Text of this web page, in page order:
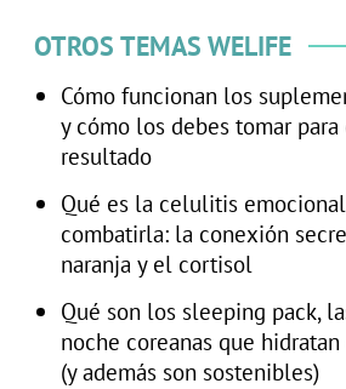
OTROS TEMAS WELIFE
Cómo funcionan los
y cómo los debes tomar para
resultado
Qué es la celulitis
combatirla: la conexión
naranja y el cortisol
Qué son los sleeping pack,
noche coreanas que
(y además son sostenibles)